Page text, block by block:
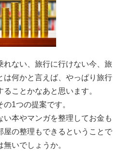
れない、旅行に行けない今、旅
は何かと言えば、やっぱり旅行
ことかなあと思います。
1つの提案です。
い本やマンガを整理してお金も
屋の整理もできるということで
いでしょうか。